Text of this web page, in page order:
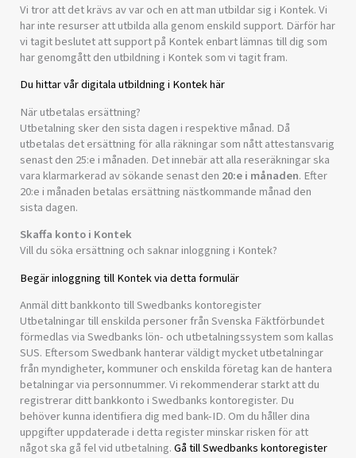
Vi tror att det krävs av var och en att man utbildar sig i Kontek. Vi
har inte resurser att utbilda alla genom enskild support. Därför har
vi tagit beslutet att support på Kontek enbart lämnas till dig som
har genomgått den utbildning i Kontek som vi tagit fram.
Du hittar vår digitala utbildning i Kontek här
När utbetalas ersättning?
Utbetalning sker den sista dagen i respektive månad. Då
utbetalas det ersättning för alla räkningar som nått attestansvarig
senast den 25:e i månaden. Det innebär att alla reseräkningar ska
vara klarmarkerad av sökande senast den 20:e i månaden. Efter
20:e i månaden betalas ersättning nästkommande månad den
sista dagen.
Skaffa konto i Kontek
Vill du söka ersättning och saknar inloggning i Kontek?
Begär inloggning till Kontek via detta formulär
Anmäl ditt bankkonto till Swedbanks kontoregister
Utbetalningar till enskilda personer från Svenska Fäktförbundet
förmedlas via Swedbanks lön- och utbetalningssystem som kallas
SUS. Eftersom Swedbank hanterar väldigt mycket utbetalningar
från myndigheter, kommuner och enskilda företag kan de hantera
betalningar via personnummer. Vi rekommenderar starkt att du
registrerar ditt bankkonto i Swedbanks kontoregister. Du
behöver kunna identifiera dig med bank-ID. Om du håller dina
uppgifter uppdaterade i detta register minskar risken för att
något ska gå fel vid utbetalning.Gå till Swedbanks kontoregister